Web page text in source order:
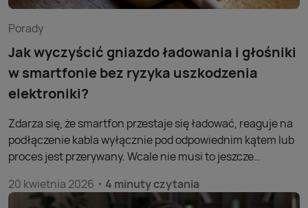
Porady
Jak wyczyścić gniazdo ładowania i głośniki
w smartfonie bez ryzyka uszkodzenia
elektroniki?
Zdarza się, że smartfon przestaje się ładować, reaguje na
podłączenie kabla wyłącznie pod odpowiednim kątem lub
proces jest przerywany. Wcale nie musi to jeszcze
wymiany sprzętu na nowy. Bardzo często wina leży po
20 kwietnia 2026 4 minuty czytania